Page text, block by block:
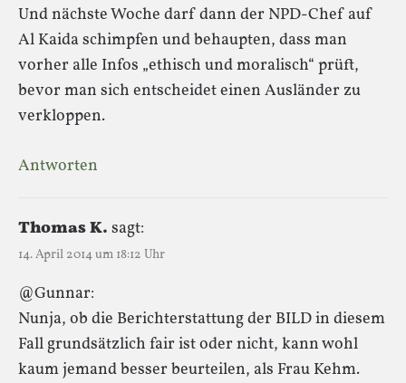
Und nächste Woche darf dann der NPD-Chef auf
Al Kaida schimpfen und behaupten, dass man
vorher alle Infos „ethisch und moralisch“ prüft,
bevor man sich entscheidet einen Ausländer zu
verkloppen.
Antworten
Thomas K. sagt:
14. April 2014 um 18:12 Uhr
@Gunnar:
Nunja, ob die Berichterstattung der BILD in diesem
Fall grundsätzlich fair ist oder nicht, kann wohl
kaum jemand besser beurteilen, als Frau Kehm.